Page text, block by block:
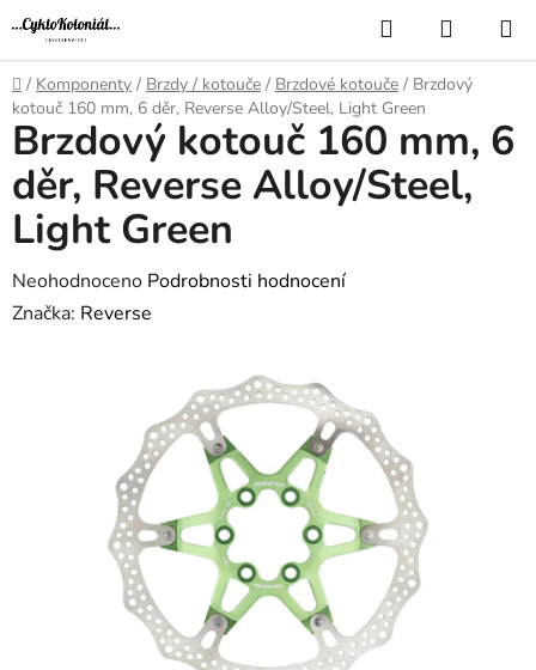
Přejít
na
obsah
Hledat
KOŠÍK
Domů
/ Komponenty / Brzdy / kotouče / Brzdové kotouče / Brzdový
kotouč 160 mm, 6 děr, Reverse Alloy/Steel, Light Green
Brzdový kotouč 160 mm, 6
děr, Reverse Alloy/Steel,
Light Green
Průměrné
hodnocení
Neohodnoceno Podrobnosti hodnocení
Značka: Reverse